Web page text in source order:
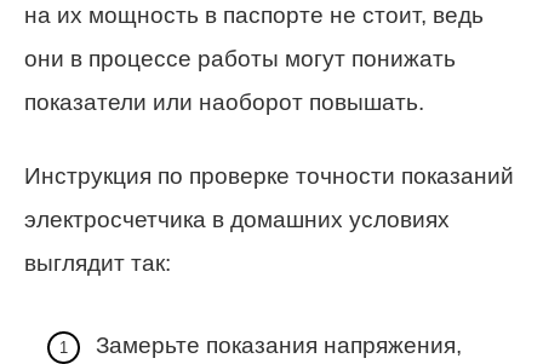
на их мощность в паспорте не стоит, ведь
они в процессе работы могут понижать
показатели или наоборот повышать.
Инструкция по проверке точности показаний
электросчетчика в домашних условиях
выглядит так:
Замерьте показания напряжения,